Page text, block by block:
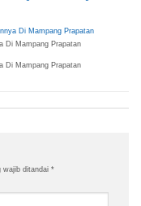
Di Mampang Prapatan
Di Mampang Prapatan
wajib ditandai *